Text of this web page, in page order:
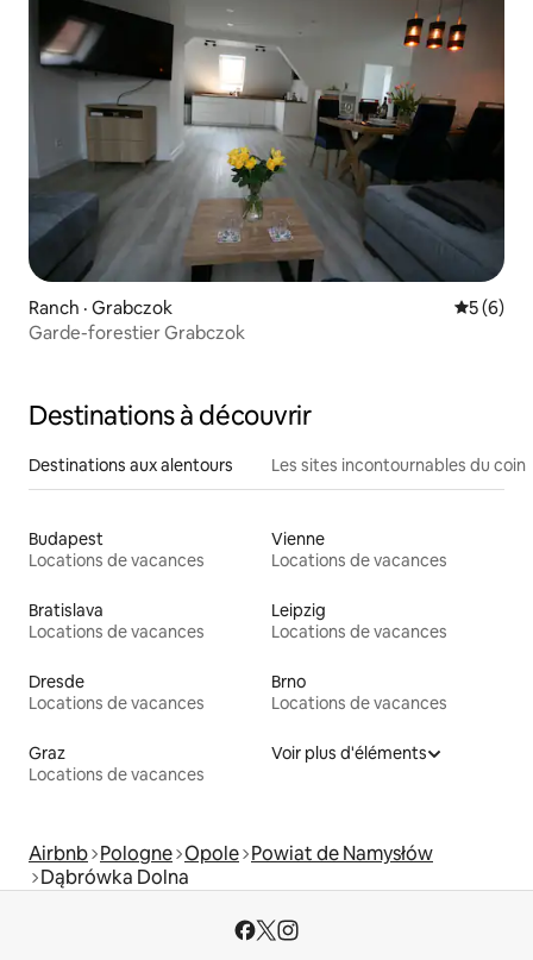
Ranch · Grabczok Note
5 (6)
Garde-forestier Grabczok
Destinations à découvrir
Destinations aux alentours Les sites incontournables du coin
Budapest
Locations de vacances
Vienne
Locations de vacances
Bratislava
Locations de vacances
Leipzig
Locations de vacances
Dresde
Locations de vacances
Brno
Locations de vacances
Graz
Locations de vacances
Voir plus d'éléments
Airbnb Pologne Opole Powiat de Namysłów
Dąbrówka Dolna